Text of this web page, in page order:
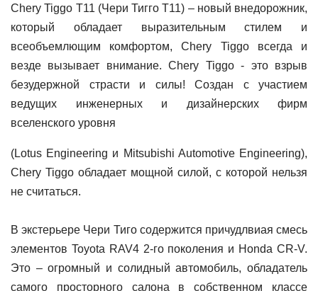
Chery Tiggo T11 (Чери Тигго Т11) – новый внедорожник,
который обладает выразительным стилем и
всеобъемлющим комфортом, Chery Tiggo всегда и
везде вызывает внимание. Chery Tiggo - это взрыв
безудержной страсти и силы! Создан с участием
ведущих инженерных и дизайнерских фирм
вселенского уровня
(Lotus Engineering и Mitsubishi Automotive Engineering),
Chery Tiggo обладает мощной силой, с которой нельзя
не считаться.
В экстерьере Чери Тиго содержится причудлвиая смесь
элементов Toyota RAV4 2-го поколения и Honda CR-V.
Это – огромный и солидный автомобиль, обладатель
самого просторного салона в собственном классе